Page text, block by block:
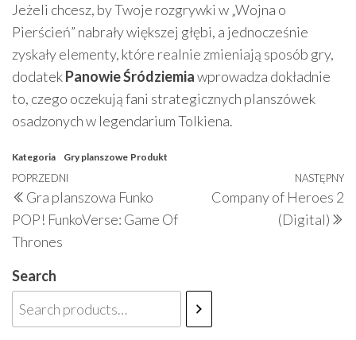
Jeżeli chcesz, by Twoje rozgrywki w „Wojna o
Pierścień” nabrały większej głębi, a jednocześnie
zyskały elementy, które realnie zmieniają sposób gry,
dodatekPanowie Śródziemiawprowadza dokładnie
to, czego oczekują fani strategicznych planszówek
osadzonych w legendarium Tolkiena.
Kategoria Gry planszowe Produkt
Nawigacja
wpisu
Poprzedni
wpis
POPRZEDNI
Gra planszowa Funko
POP! FunkoVerse: Game Of
Thrones
NASTĘPNY
Company of Heroes 2
(Digital)
Search